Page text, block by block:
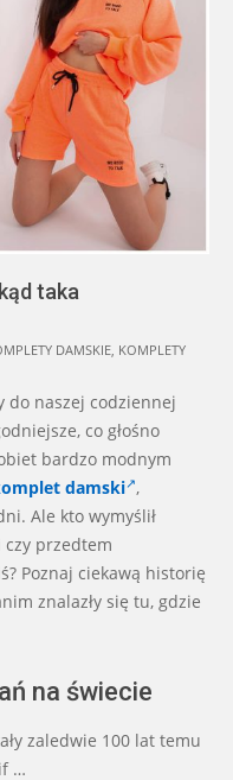
taka
DAMSKIE, KOMPLETY
do naszej codziennej
co głośno
bardzo modnym
damski ,
Ale kto wymyślił
czy przedtem
Poznaj ciekawą historię
znalazły się tu, gdzie
na świecie
zaledwie 100 lat temu
…